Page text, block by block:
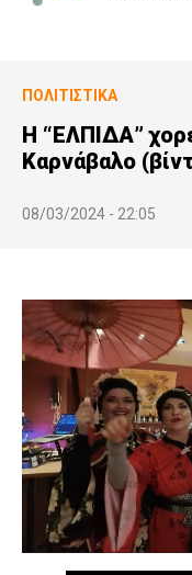
ΠΟΛΙΤΙΣΤΙΚΆ
Η “ΕΛΠΙΔΑ”
Καρνάβαλο
08/03/2024 - 22:05